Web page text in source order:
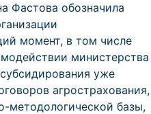
Фастова обозначила
момент, в том числе
министерства
уже
агрострахования,
методологической базы,